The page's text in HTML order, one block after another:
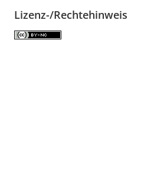
Lizenz-/Rechtehinweis